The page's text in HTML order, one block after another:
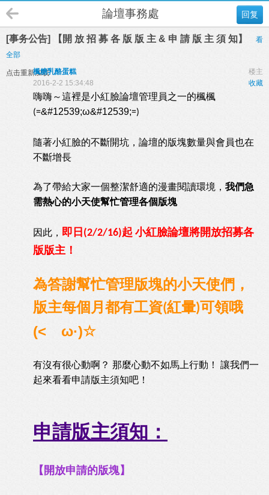
回复
論壇事務處
[事务公告] 【開 放 招 募 各 版 版 主 & 申 請 版 主 須 知】
看
全部
点击重新加载 楼主
楓糖乳酪蛋糕
收藏
2016-2-2 15:34:48
嗨嗨～這裡是小紅臉論壇管理員之一的楓楓
(=&#12539;ω&#12539;=)
隨著小紅臉的不斷開坑，論壇的版塊數量與會員也在
不斷增長
為了帶給大家一個整潔舒適的漫畫閱讀環境， 我們急
需熱心的小天使幫忙管理各個版塊
因此， 即日 (2/2/16)起 小紅臉論壇將開放招募各
版版主！
為答謝幫忙管理版塊的小天使們，
版主每個月都有工資(紅暈)可領哦
(<ゝω·)☆
有沒有很心動啊？ 那麼心動不如馬上行動！ 讓我們一
起來看看申請版主須知吧！
申請版主須知：
【開放申請的版塊】